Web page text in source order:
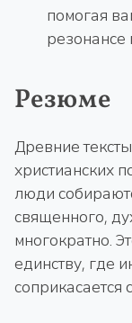
помогая
резонансе
Резюме
Древние
христианских
люди
священного,
многократно.
единству, где
соприкасается